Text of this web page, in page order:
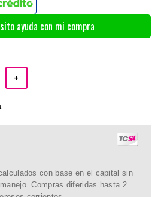
ayuda con mi compra
+
con base en el capital sin
Compras diferidas hasta 2